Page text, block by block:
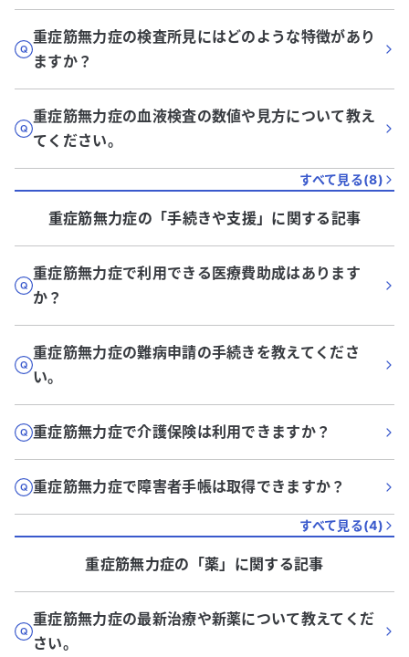
重症筋無力症の検査所見にはどのような特徴があり
ますか？
重症筋無力症の血液検査の数値や見方について教え
てください。
すべて見る(8)
重症筋無力症の「手続きや支援」に関する記事
重症筋無力症で利用できる医療費助成はあります
か？
重症筋無力症の難病申請の手続きを教えてくださ
い。
重症筋無力症で介護保険は利用できますか？
重症筋無力症で障害者手帳は取得できますか？
すべて見る(4)
重症筋無力症の「薬」に関する記事
重症筋無力症の最新治療や新薬について教えてくだ
さい。